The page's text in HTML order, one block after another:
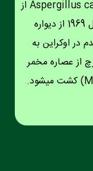
توجه داشته باشید که قارچ Aspergillus cavernicola از
گونه میکرو است و برای اولین بار در سال 1969 از دیواره
در اوکراین به
از عصاره مخمر